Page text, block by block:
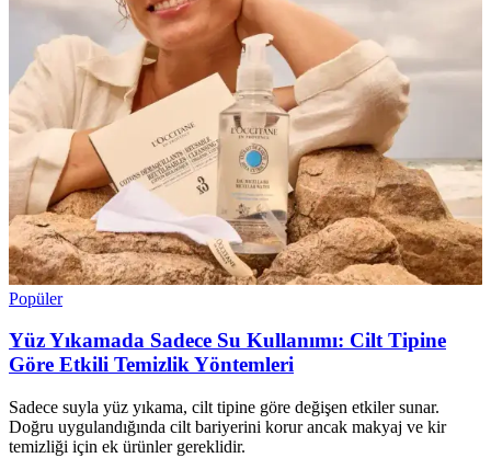
Popüler
Yüz Yıkamada Sadece Su Kullanımı: Cilt Tipine
Göre Etkili Temizlik Yöntemleri
Sadece suyla yüz yıkama, cilt tipine göre değişen etkiler sunar.
Doğru uygulandığında cilt bariyerini korur ancak makyaj ve kir
temizliği için ek ürünler gereklidir.